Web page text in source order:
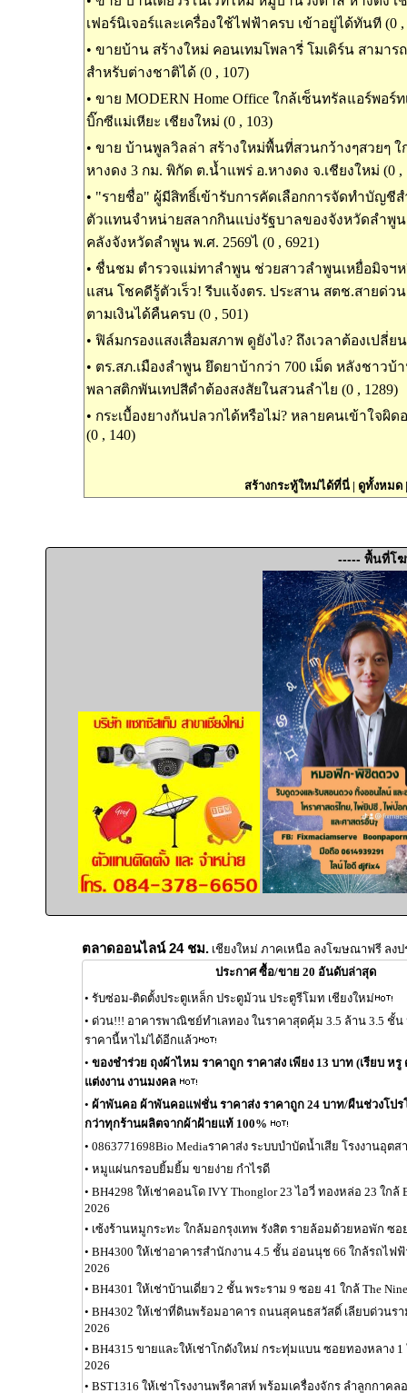
เฟอร์นิเจอร์และเครื่องใช้ไฟฟ้าครบ เข้าอยู่ได้ทันที (0 ,
• ขายบ้าน สร้างใหม่ คอนเทมโพลารี่ โมเดิร์น สามารถ
สำหรับต่างชาติได้ (0 , 107)
• ขาย MODERN Home Office ใกล้เซ็นทรัลแอร์พอร์
บิ๊กซีแม่เหียะ เชียงใหม่ (0 , 103)
• ขาย บ้านพูลวิลล่า สร้างใหม่พื้นที่สวนกว้างๆสวยๆ
หางดง 3 กม. พิกัด ต.น้ำแพร่ อ.หางดง จ.เชียงใหม่ (0 ,
• "รายชื่อ" ผู้มีสิทธิ์เข้ารับการคัดเลือกการจัดทำบัญชีส
ตัวแทนจำหน่ายสลากกินแบ่งรัฐบาลของจังหวัดลำพู
คลังจังหวัดลำพูน พ.ศ. 2569ไ (0 , 6921)
• ชื่นชม ตำรวจแม่ทาลำพูน ช่วยสาวลำพูนเหยื่อมิจฯห
แสน โชคดีรู้ตัวเร็ว! รีบแจ้งตร. ประสาน สตช.สายด่ว
ตามเงินได้คืนครบ (0 , 501)
• ฟิล์มกรองแสงเสื่อมสภาพ ดูยังไง? ถึงเวลาต้องเปลี่ย
• ตร.สภ.เมืองลำพูน ยึดยาบ้ากว่า 700 เม็ด หลังชาวบ้
พลาสติกพันเทปสีดำต้องสงสัยในสวนลำไย (0 , 1289)
• กระเบื้องยางกันปลวกได้หรือไม่? หลายคนเข้าใจผิ
(0 , 140)
สร้างกระทู้ใหม่ได้ที่นี่| ดูทั้งหมด
----- พื้นที่โ
ตลาดออนไลน์ 24 ชม. เชียงใหม่ ภาคเหนือ ลงโฆษณาฟรี ลงป
ประกาศ ซื้อ/ขาย 20 อันดับล่าสุด
• รับซ่อม-ติดตั้งประตูเหล็ก ประตูม้วน ประตูรีโมท เชียงใหม่
• ด่วน!!! อาคารพาณิชย์ทำเลทอง ในราคาสุดคุ้ม 3.5 ล้าน 3.5 ชั้
ราคานี้หาไม่ได้อีกแล้ว
• ของชำร่วย ถุงผ้าไหม ราคาถูก ราคาส่ง เพียง 13 บาท (เรียบ หรู
แต่งงาน งานมงคล
• ผ้าพันคอ ผ้าพันคอแฟชั่น ราคาส่ง ราคาถูก 24 บาท/ผืนช่วงโป
กว่าทุกร้านผลิตจากผ้าฝ้ายแท้ 100%
• 0863771698Bio Mediaราคาส่ง ระบบบำบัดน้ำเสีย โรงงานอุต
• หมูแผ่นกรอบยิ้มยิ้ม ขายง่าย กำไรดี
• BH4298 ให้เช่าคอนโด IVY Thonglor 23 ไอวี่ ทองหล่อ 23 ใกล้
2026
• เซ้งร้านหมูกระทะ ใกล้มอกรุงเทพ รังสิต รายล้อมด้วยหอพัก ซอ
• BH4300 ให้เช่าอาคารสำนักงาน 4.5 ชั้น อ่อนนุช 66 ใกล้รถไฟ
2026
• BH4301 ให้เช่าบ้านเดี่ยว 2 ชั้น พระราม 9 ซอย 41 ใกล้ The
• BH4302 ให้เช่าที่ดินพร้อมอาคาร ถนนสุคนธสวัสดิ์ เลียบด่วนร
2026
• BH4315 ขายและให้เช่าโกดังใหม่ กระทุ่มแบน ซอยทองหลาง 1
2026
• BST1316 ให้เช่าโรงงานพรีคาสท์ พร้อมเครื่องจักร ลำลูกกาคล